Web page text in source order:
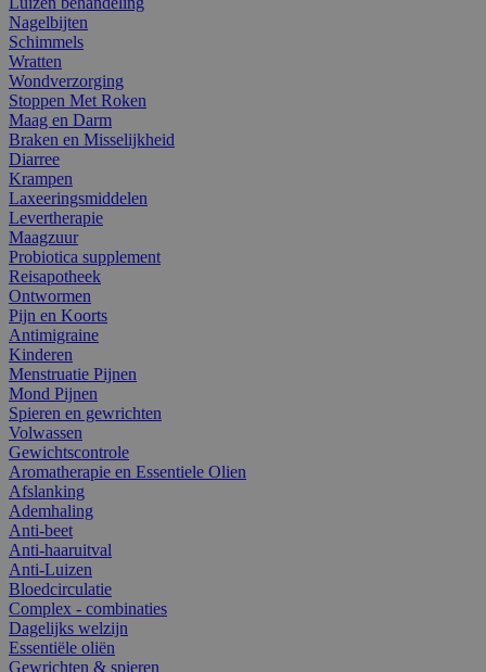
Nagelbijten
Schimmels
Wratten
Wondverzorging
Stoppen Met Roken
Maag en Darm
Braken en Misselijkheid
Diarree
Krampen
Laxeeringsmiddelen
Levertherapie
Maagzuur
Probiotica supplement
Reisapotheek
Ontwormen
Pijn en Koorts
Antimigraine
Kinderen
Menstruatie Pijnen
Mond Pijnen
Spieren en gewrichten
Volwassen
Gewichtscontrole
Aromatherapie en Essentiele Olien
Afslanking
Ademhaling
Anti-beet
Anti-haaruitval
Anti-Luizen
Bloedcirculatie
Complex - combinaties
Dagelijks welzijn
Essentiële oliën
Gewrichten & spieren